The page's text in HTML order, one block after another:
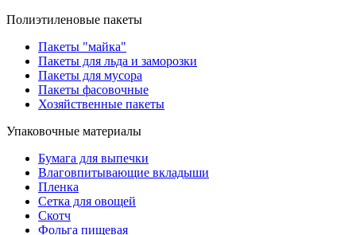
Полиэтиленовые пакеты
Пакеты "майка"
Пакеты для льда и заморозки
Пакеты для мусора
Пакеты фасовочные
Хозяйственные пакеты
Упаковочные материалы
Бумага для выпечки
Влаговпитывающие вкладыши
Пленка
Сетка для овощей
Скотч
Фольга пищевая